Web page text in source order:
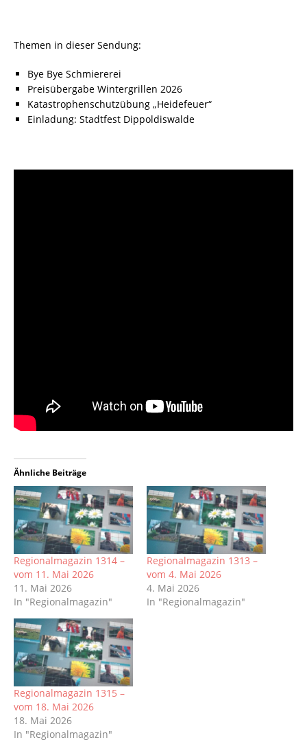
Themen in dieser Sendung:
Bye Bye Schmiererei
Preisübergabe Wintergrillen 2026
Katastrophenschutzübung „Heidefeuer“
Einladung: Stadtfest Dippoldiswalde
Ähnliche Beiträge
Regionalmagazin 1314 –
vom 11. Mai 2026
11. Mai 2026
In "Regionalmagazin"
Regionalmagazin 1313 –
vom 4. Mai 2026
4. Mai 2026
In "Regionalmagazin"
Regionalmagazin 1315 –
vom 18. Mai 2026
18. Mai 2026
In "Regionalmagazin"